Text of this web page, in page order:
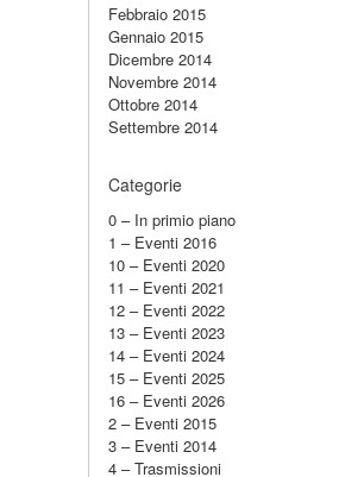
Febbraio 2015
Gennaio 2015
Dicembre 2014
Novembre 2014
Ottobre 2014
Settembre 2014
Categorie
0 – In primio piano
1 – Eventi 2016
10 – Eventi 2020
11 – Eventi 2021
12 – Eventi 2022
13 – Eventi 2023
14 – Eventi 2024
15 – Eventi 2025
16 – Eventi 2026
2 – Eventi 2015
3 – Eventi 2014
4 – Trasmissioni